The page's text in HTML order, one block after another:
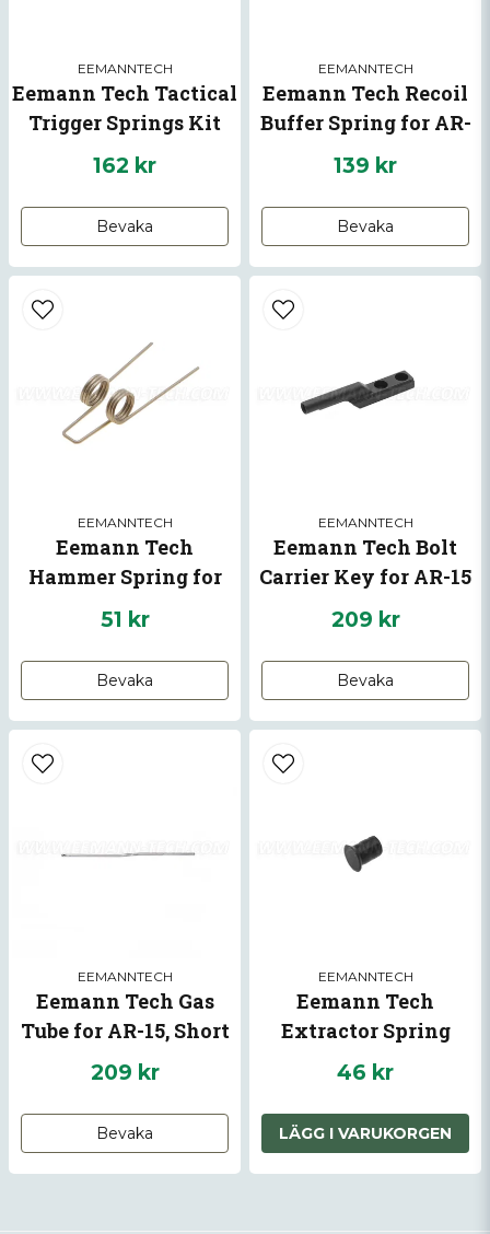
EEMANNTECH
Eemann Tech Tactical
Trigger Springs Kit
for AR-15
162 kr
Bevaka
EEMANNTECH
Eemann Tech Recoil
Buffer Spring for AR-
15
139 kr
Bevaka
EEMANNTECH
Eemann Tech
Hammer Spring for
AR-15
51 kr
Bevaka
EEMANNTECH
Eemann Tech Bolt
Carrier Key for AR-15
209 kr
Bevaka
EEMANNTECH
Eemann Tech Gas
Tube for AR-15, Short
209 kr
Bevaka
EEMANNTECH
Eemann Tech
Extractor Spring
Insert for AR-15
46 kr
LÄGG I VARUKORGEN